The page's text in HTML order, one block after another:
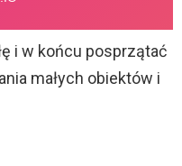
i w końcu posprzątać
małych obiektów i